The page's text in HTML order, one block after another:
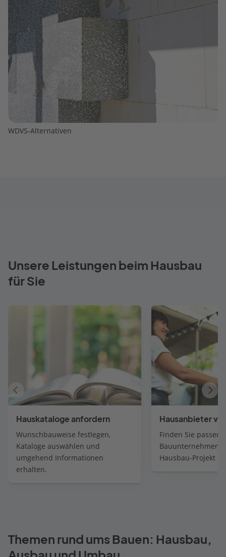
WDVS-Alternativen
Unsere Leistungen beim Hausbau
für Sie
Hauskataloge anfordern
Wunschbauweise festlegen,
Kataloge auswählen und
umgehend Informationen
erhalten.
Hausanbieter
Finden Sie
Bauunternehmen
Hausbau-Projekt
Vorheriger
Themen rund ums Bauen: Hausbau,